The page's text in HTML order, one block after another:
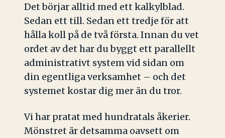
Det börjar alltid med ett kalkylblad.
Sedan ett till. Sedan ett tredje för att
hålla koll på de två första. Innan du vet
ordet av det har du byggt ett parallellt
administrativt system vid sidan om
din egentliga verksamhet – och det
systemet kostar dig mer än du tror.
Vi har pratat med hundratals åkerier.
Mönstret är detsamma oavsett om